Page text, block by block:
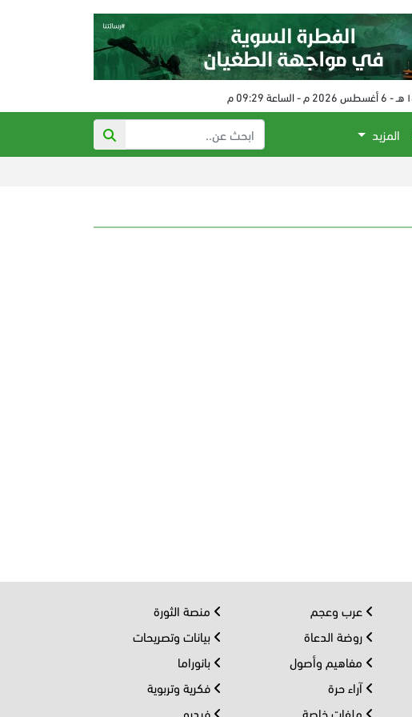
المزيد
عرب وعجم
روضة الدعاة
مفاهيم وأصول
آراء حرة
ملفات خاصة
منصة الثورة
بيانات وتصريحات
بانوراما
فكرية وتربوية
فيديو